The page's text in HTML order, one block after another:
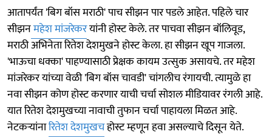
आतापर्यंत 'बिग बॉस मराठी' पाच सीझन पार पडले आहेत. पहिले चार
सीझनमहेश मांजरेकरयांनी होस्ट केले. तर पाचवा सीझन बॉलिवूड,
मराठी अभिनेता रितेश देशमुखने होस्ट केला. हा सीझन खूप गाजला.
'भाऊचा धक्का' पाहण्यासाठी प्रेक्षक कायम उत्सुक असायचे. तर महेश
मांजरेकर यांच्या वेळी 'बिग बॉस चावडी' चांगलीच रंगायची. त्यामुळे हा
नवा सीझन कोण होस्ट करणार याची चर्चा सोशल मीडियावर रंगली आहे.
यात रितेश देशमुखच्या नावाची तुफान चर्चा पाहायला मिळत आहे.
नेटकऱ्यांनारितेश देशमुखचहोस्ट म्हणून हवा असल्याचे दिसून येते.